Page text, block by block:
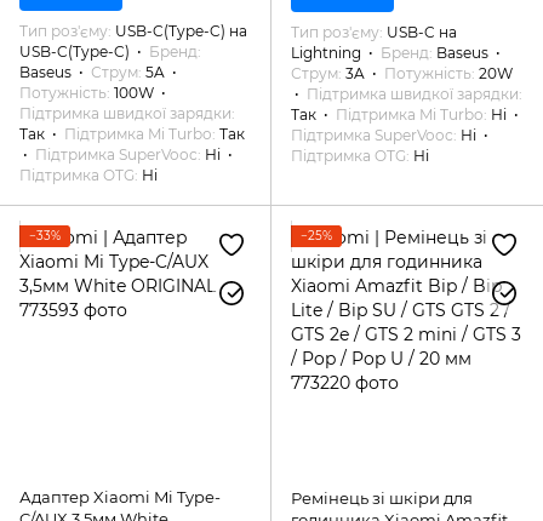
Тип роз'єму USB-C(Type-C) на
USB-C(Type-C)
Бренд
Baseus
Струм 5A
Потужність 100W
Підтримка швидкої зарядки
Так
Підтримка Mi Turbo Так
Підтримка SuperVooc Ні
Підтримка OTG Ні
Тип роз'єму USB-C на
Lightning
Бренд Baseus
Струм 3A Потужність 20W
Підтримка швидкої зарядки
Так
Підтримка Mi Turbo Ні
Підтримка SuperVooc Ні
Підтримка OTG Ні
−33%
Адаптер Xiaomi Mi Type-
−25%
Ремінець зі шкіри для